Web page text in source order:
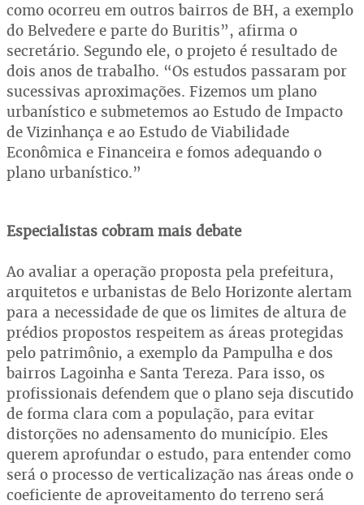
como ocorreu em outros bairros de BH, a exemplo
do Belvedere e parte do Buritis”, afirma o
secretário. Segundo ele, o projeto é resultado de
dois anos de trabalho. “Os estudos passaram por
sucessivas aproximações. Fizemos um plano
urbanístico e submetemos ao Estudo de Impacto
de Vizinhança e ao Estudo de Viabilidade
Econômica e Financeira e fomos adequando o
plano urbanístico.”
Especialistas cobram mais debate
Ao avaliar a operação proposta pela prefeitura,
arquitetos e urbanistas de Belo Horizonte alertam
para a necessidade de que os limites de altura de
prédios propostos respeitem as áreas protegidas
pelo patrimônio, a exemplo da Pampulha e dos
bairros Lagoinha e Santa Tereza. Para isso, os
profissionais defendem que o plano seja discutido
de forma clara com a população, para evitar
distorções no adensamento do município. Eles
querem aprofundar o estudo, para entender como
será o processo de verticalização nas áreas onde o
coeficiente de aproveitamento do terreno será